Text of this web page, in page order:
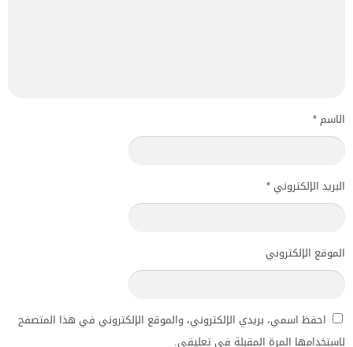
الاسم*
البريد الإلكتروني *
الموقع الإلكتروني
احفظ اسمي، بريدي الإلكتروني، والموقع الإلكتروني في هذا المتصفح
لاستخدامها المرة المقبلة في تعليقي.